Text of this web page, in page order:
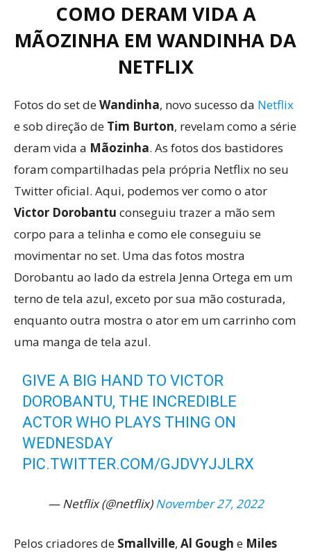
COMO DERAM VIDA A
MÃOZINHA EM WANDINHA DA
NETFLIX
Fotos do set deWandinha, novo sucesso da Netflix
e sob direção de Tim Burton, revelam como a série
deram vida a Mãozinha. As fotos dos bastidores
foram compartilhadas pela própria Netflix no seu
Twitter oficial. Aqui, podemos ver como o ator
Victor Dorobantu conseguiu trazer a mão sem
corpo para a telinha e como ele conseguiu se
movimentar no set. Uma das fotos mostra
Dorobantu ao lado da estrela Jenna Ortega em um
terno de tela azul, exceto por sua mão costurada,
enquanto outra mostra o ator em um carrinho com
uma manga de tela azul.
GIVE A BIG HAND TO VICTOR
DOROBANTU, THE INCREDIBLE
ACTOR WHO PLAYS THING ON
WEDNESDAY
PIC.TWITTER.COM/GJDVYJJLRX
— Netflix (@netflix)November 27, 2022
Pelos criadores de Smallville, Al Gough e Miles